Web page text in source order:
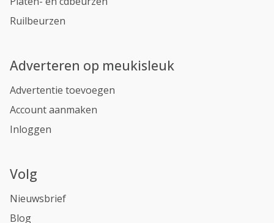
Ruilbeurzen
Adverteren op meukisleuk
Advertentie toevoegen
Account aanmaken
Inloggen
Volg
Nieuwsbrief
Blog